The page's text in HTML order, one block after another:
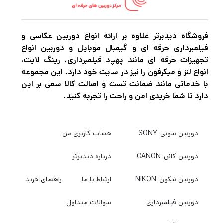
واضح و خیره‌کننده‌ای را بدون توجه به اینکه
سرمایه‌گذاری عکاسی شما را به کجا می‌برد، به
دست آورد.
با دوربین EOS 90D همه چیز از رویدادهای ورزشی
پرسرعت گرفته تا لحظات ساده و روزمره را ثبت
ویدیوی 4K 30p و موارد دیگر، می‌تواند نتایج
واضح و خیره‌کننده‌ای را بدون توجه به اینکه
دست آورد.
فروشگاه دیدبرتر علاوه بر ارائه انواع دوربین عکاسی و
فیلمبرداری حرفه ای و گیمبال موبایل و دوربین انواع
تجهیزات حرفه ای مانند پهپاد فیلمبرداری، رینگ لایت،
انواع لنز و میکرفون را نیز در سایت خود دارد. این مجموعه
با خدماتی مانند ضمانت تست و اصالت کالا سعی بر این
دارد تا شما خریدی امن و راحت را تجربه کنید.
دوربین سونی-SONY
دوربین کانن-CANON
دوربین نیکون-NIKON
دوربین فیلمبرداری
حساب کاربری من
درباره دیدبرتر
ارتباط با ما راهنمای خرید
سوالات متداول